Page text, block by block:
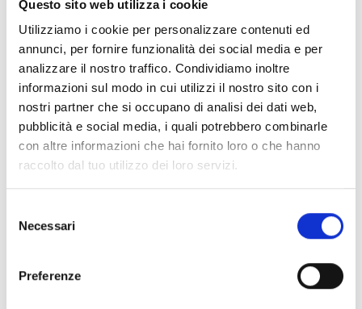
Questo sito web utilizza i cookie
Utilizziamo i cookie per personalizzare contenuti ed
annunci, per fornire funzionalità dei social media e per
analizzare il nostro traffico. Condividiamo inoltre
informazioni sul modo in cui utilizzi il nostro sito con i
nostri partner che si occupano di analisi dei dati web,
pubblicità e social media, i quali potrebbero combinarle
con altre informazioni che hai fornito loro o che hanno
raccolto dal tuo utilizzo dei loro servizi.
delNecessari
Preferenze
aspiration, des solutions sans fil et des plateformes de
supervision à distance, en adoptant une vision intégrée
de la sécurité. Une philosophie qui répond pleinement
aux besoins du marché actuel : des systèmes toujours
plus complets, interopérables et conçus pour simplifier
tant l’installation que la maintenance. Son adhésion à
l’AERME permettra à Inim de participer de manière
contribuer à la diffusion des meilleures pratiques. Elle
d’écouter de près les besoins des entreprises